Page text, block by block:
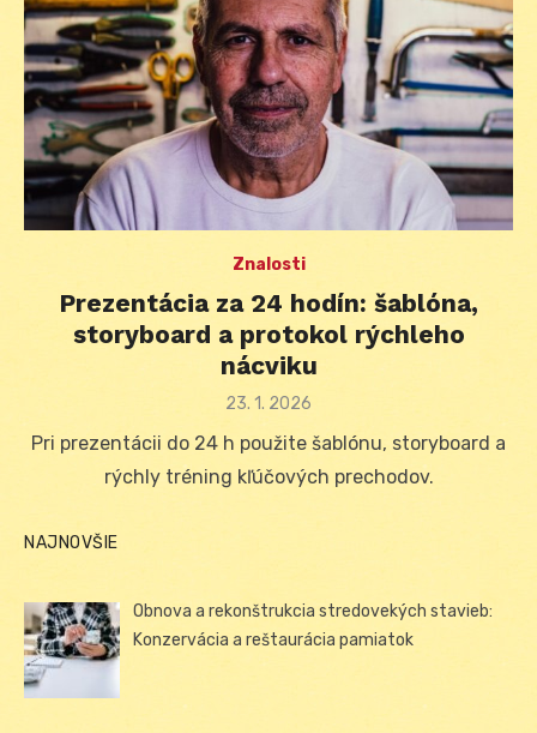
Znalosti
Prezentácia za 24 hodín: šablóna,
storyboard a protokol rýchleho
nácviku
Posted
23. 1. 2026
Pri prezentácii do 24 h použite šablónu, storyboard a
rýchly tréning kľúčových prechodov.
NAJNOVŠIE
Obnova a rekonštrukcia stredovekých stavieb:
Konzervácia a reštaurácia pamiatok